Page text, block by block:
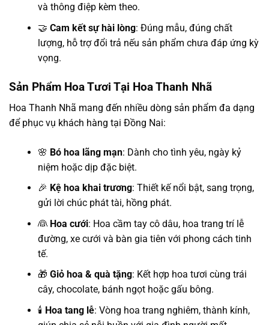
và thông điệp kèm theo.
🤝 Cam kết sự hài lòng: Đúng mẫu, đúng chất
lượng, hỗ trợ đổi trả nếu sản phẩm chưa đáp ứng kỳ
vọng.
Sản Phẩm Hoa Tươi Tại Hoa Thanh Nhã
Hoa Thanh Nhã mang đến nhiều dòng sản phẩm đa dạng
để phục vụ khách hàng tại Đồng Nai:
🌸 Bó hoa lãng mạn: Dành cho tình yêu, ngày kỷ
niệm hoặc dịp đặc biệt.
🎉 Kệ hoa khai trương: Thiết kế nổi bật, sang trọng,
gửi lời chúc phát tài, hồng phát.
👰 Hoa cưới: Hoa cầm tay cô dâu, hoa trang trí lễ
đường, xe cưới và bàn gia tiên với phong cách tinh
tế.
🎁 Giỏ hoa & quà tặng: Kết hợp hoa tươi cùng trái
cây, chocolate, bánh ngọt hoặc gấu bông.
🕯️ Hoa tang lễ: Vòng hoa trang nghiêm, thành kính,